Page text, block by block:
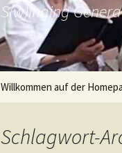
S(w)inging
Willkommen auf der
Schlagwort-